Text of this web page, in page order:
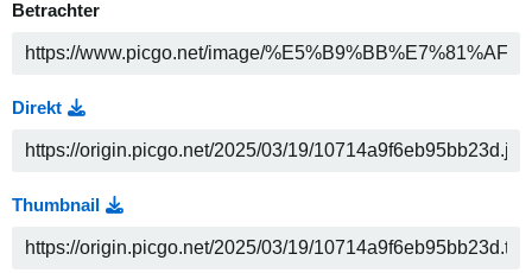
Betrachter
Direkt
Thumbnail